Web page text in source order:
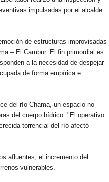
impulsadas por el alcalde
de estructuras improvisadas
– El Cambur. El fin primordial es
a la necesidad de despejar
de forma empírica e
del río Chama, un espacio no
del cuerpo hídrico: "El operativo
torrencial del río afectó
afluentes, el incremento del
vulnerables.